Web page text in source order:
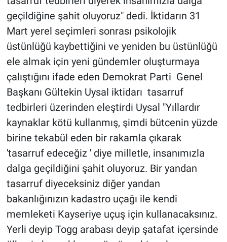
geçildiğine şahit oluyoruz" dedi. İktidarın 31
Mart yerel seçimleri sonrası psikolojik
üstünlüğü kaybettiğini ve yeniden bu üstünlüğü
ele almak için yeni gündemler oluşturmaya
çalıştığını ifade eden Demokrat Parti Genel
Başkanı Gültekin Uysal iktidarı tasarruf
tedbirleri üzerinden eleştirdi Uysal "Yıllardır
kaynaklar kötü kullanmış, şimdi bütcenin yüzde
birine tekabül eden bir rakamla çıkarak
'tasarruf edeceğiz ' diye milletle, insanımızla
dalga geçildiğini şahit oluyoruz. Bir yandan
tasarruf diyeceksiniz diğer yandan
bakanlığınızın kadastro uçağı ile kendi
memleketi Kayseriye uçuş için kullanacaksınız.
Yerli deyip Togg arabası deyip şatafat içersinde